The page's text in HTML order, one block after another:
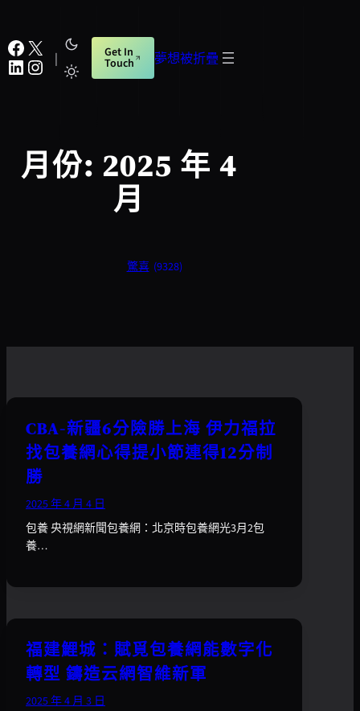
至
主
要
夢想被折疊
Facebook X
LinkedIn Instagram | Get In
Touch
月份: 2025 年 4
月
驚喜 (9328)
CBA-新疆6分險勝上海 伊力福拉
找包養網心得提小節連得12分制
勝
2025 年 4 月 4 日
包養 央視網新聞包養網：北京時包養網光3月2包
養…
福建鯉城：賦覓包養網能數字化
轉型 鑄造云網智維新軍
2025 年 4 月 3 日